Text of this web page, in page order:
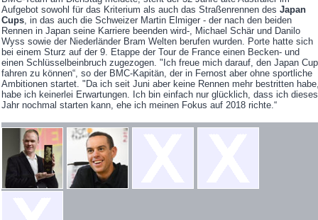
Aufgebot sowohl für das Kriterium als auch das Straßenrennen des Japan
Cups, in das auch die Schweizer Martin Elmiger - der nach den beiden
Rennen in Japan seine Karriere beenden wird-, Michael Schär und Danilo
Wyss sowie der Niederländer Bram Welten berufen wurden. Porte hatte sich
bei einem Sturz auf der 9. Etappe der Tour de France einen Becken- und
einen Schlüsselbeinbruch zugezogen. "Ich freue mich darauf, den Japan Cup
fahren zu können“, so der BMC-Kapitän, der in Fernost aber ohne sportliche
Ambitionen startet. "Da ich seit Juni aber keine Rennen mehr bestritten
habe ich keinerlei Erwartungen. Ich bin einfach nur glücklich, dass ich dieses
Jahr nochmal starten kann, ehe ich meinen Fokus auf 2018 richte.“